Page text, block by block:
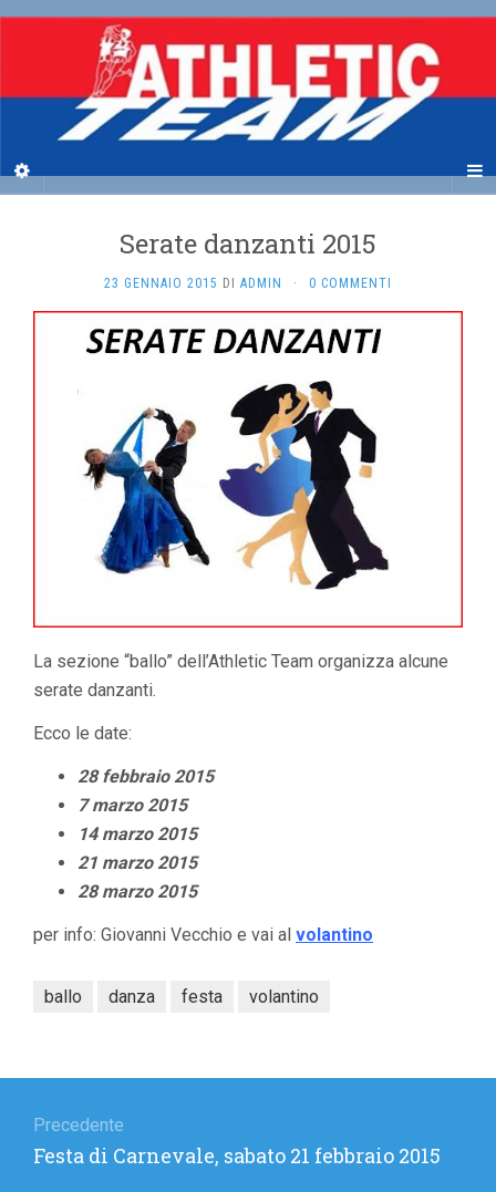
Serate danzanti 2015
23 GENNAIO 2015 DI ADMIN · 0 COMMENTI
La sezione “ballo” dell’Athletic Team organizza alcune
serate danzanti.
Ecco le date:
28 febbraio 2015
7 marzo 2015
14 marzo 2015
21 marzo 2015
28 marzo 2015
per info: Giovanni Vecchio e vai al volantino
ballo danza festa volantino
articoli
Precedente
Articolo
Festa di Carnevale, sabato 21 febbraio 2015